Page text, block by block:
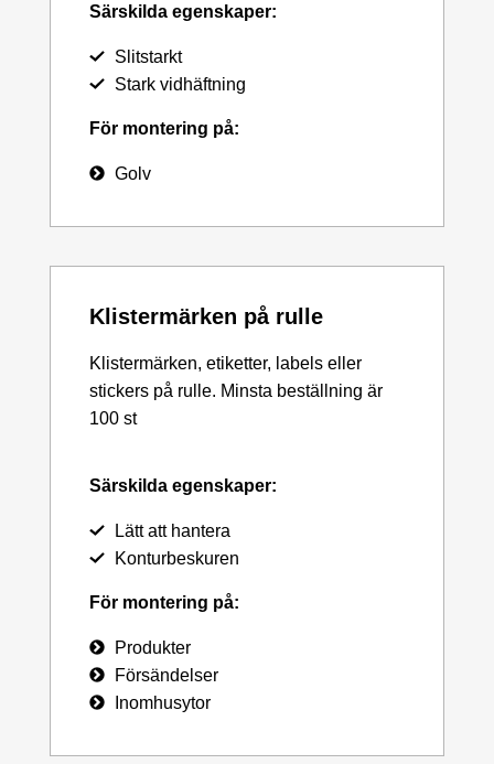
Särskilda egenskaper:
Slitstarkt
Stark vidhäftning
För montering på:
Golv
Klistermärken på rulle
Klistermärken, etiketter, labels eller
stickers på rulle. Minsta beställning är
100 st
Särskilda egenskaper:
Lätt att hantera
Konturbeskuren
För montering på:
Produkter
Försändelser
Inomhusytor